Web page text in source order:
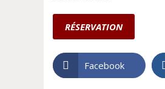
RÉSERVATION
Facebook